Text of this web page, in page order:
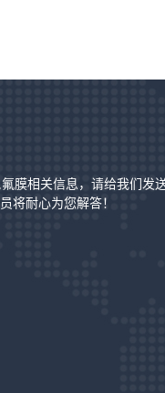
膜相关信息，请给我们发
将耐心为您解答！